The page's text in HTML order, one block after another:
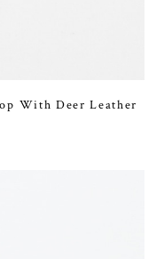
With Deer Leather